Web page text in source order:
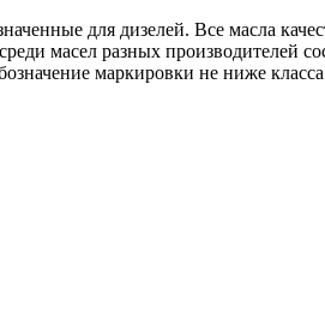
для дизелей. Все масла
масел разных производителей
маркировки не ниже